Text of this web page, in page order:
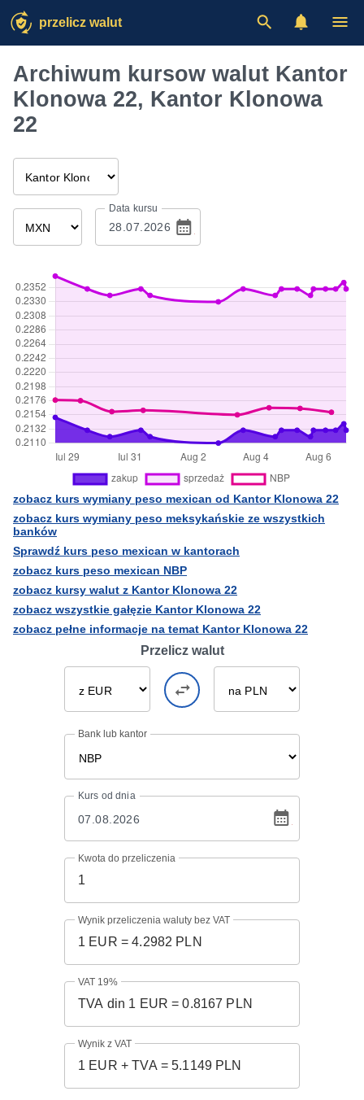
przelicz walut
Archiwum kursow walut Kantor
Klonowa 22, Kantor Klonowa
22
Data kursu
zobacz kurs wymiany peso mexican od Kantor Klonowa 22
zobacz kurs wymiany peso meksykańskie ze wszystkich
banków
Sprawdź kurs peso mexican w kantorach
zobacz kurs peso mexican NBP
zobacz kursy walut z Kantor Klonowa 22
zobacz wszystkie gałęzie Kantor Klonowa 22
zobacz pełne informacje na temat Kantor Klonowa 22
Przelicz walut
Bank lub kantor
Kurs od dnia
Kwota do przeliczenia
Wynik przeliczenia waluty bez VAT
VAT 19%
Wynik z VAT